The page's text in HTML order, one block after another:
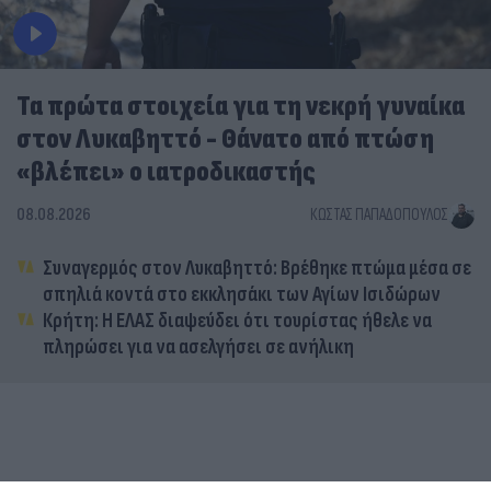
Τα πρώτα στοιχεία για τη νεκρή γυναίκα
στον Λυκαβηττό - Θάνατο από πτώση
«βλέπει» ο ιατροδικαστής
08.08.2026 ΚΏΣΤΑΣ ΠΑΠΑΔΌΠΟΥΛΟΣ
Συναγερμός στον Λυκαβηττό: Βρέθηκε πτώμα μέσα σε
σπηλιά κοντά στο εκκλησάκι των Αγίων Ισιδώρων
Κρήτη: Η ΕΛΑΣ διαψεύδει ότι τουρίστας ήθελε να
πληρώσει για να ασελγήσει σε ανήλικη